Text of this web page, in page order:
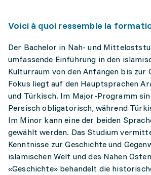
Voici à quoi ressemble la
Der Bachelor in Nah- und
umfassende Einführung in den
Kulturraum von den Anfängen bis zur
Fokus liegt auf den Hauptsprachen
und Türkisch. Im Major-Programm
Persisch obligatorisch, während
Im Minor kann eine der beiden
gewählt werden. Das Studium
Kenntnisse zur Geschichte und
islamischen Welt und des Nahen
«Geschichte» behandelt die